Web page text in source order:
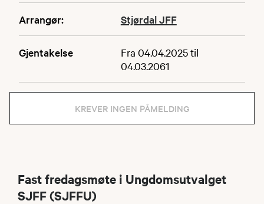
Arrangør: Stjørdal JFF
Gjentakelse
Fra 04.04.2025 til
04.03.2061
KREVER INGEN PÅMELDING
Fast fredagsmøte i Ungdomsutvalget
SJFF (SJFFU)